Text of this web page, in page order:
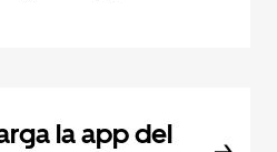
la app del